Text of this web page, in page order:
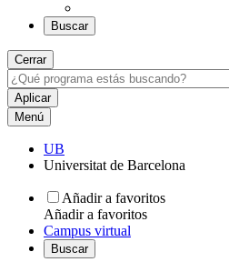
Buscar
Cerrar
Menú
UB
Universitat de Barcelona
Añadir a favoritos
Añadir a favoritos
Campus virtual
Buscar